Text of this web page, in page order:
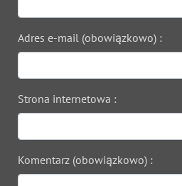
Adres e-mail (obowiązkowo) :
Strona internetowa :
Komentarz (obowiązkowo) :